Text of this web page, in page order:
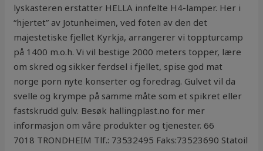
lyskasteren erstatter HELLA innfelte H4-lamper. Her i
“hjertet” av Jotunheimen, ved foten av den det
majestetiske fjellet Kyrkja, arrangerer vi toppturcamp
på 1400 m.o.h. Vi vil bestige 2000 meters topper, lære
om skred og sikker ferdsel i fjellet, spise god mat
norge porn nyte konserter og foredrag. Gulvet vil da
svelle og krympe på samme måte som et spikret eller
fastskrudd gulv. Besøk hallingplast.no for mer
informasjon om våre produkter og tjenester. 66
7018 TRONDHEIM Tlf.: 73532495 Faks:73523690 Statoil